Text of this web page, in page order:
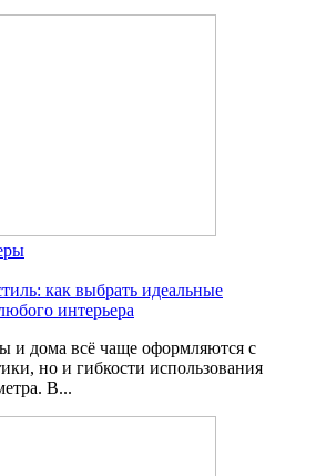
как выбрать идеальные
интерьера
и дома всё чаще оформляются с
но и гибкости использования
В...